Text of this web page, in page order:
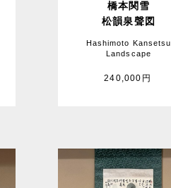
橋本関雪
松韻泉聲図
Hashimoto Kansetsu
Landscape
240,000円